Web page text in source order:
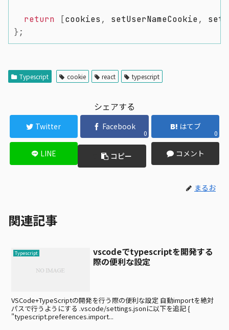
return [cookies , setUserNameCookie,
};
Typescript cookie react typescript
シェアする
Twitter Facebook
0
はてブ
0
LINE コピー コメント
まるお
関連記事
Typescript
vscodeでtypescriptを開発する
際の便利な設定
VSCode+TypeScriptの開発を行う際の便利な設定 自動importを絶対
パスで行うようにする .vscode/settings.jsonに以下を追記 {
"typescript.preferences.import...